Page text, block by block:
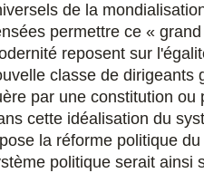
de la
permettre ce «
reposent sur
classe de dirigeants
par une constitution ou
cette idéalisation du
la réforme politique
politique serait ainsi